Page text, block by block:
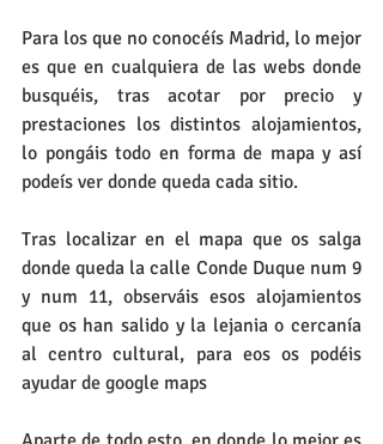
Para los que no conocéís Madrid, lo mejor
es que en cualquiera de las webs donde
busquéis, tras acotar por precio y
prestaciones los distintos alojamientos,
lo pongáis todo en forma de mapa y así
podeís ver donde queda cada sitio.
Tras localizar en el mapa que os salga
donde queda la calle Conde Duque num 9
y num 11, observáis esos alojamientos
que os han salido y la lejania o cercanía
al centro cultural, para eos os podéis
ayudar de google maps